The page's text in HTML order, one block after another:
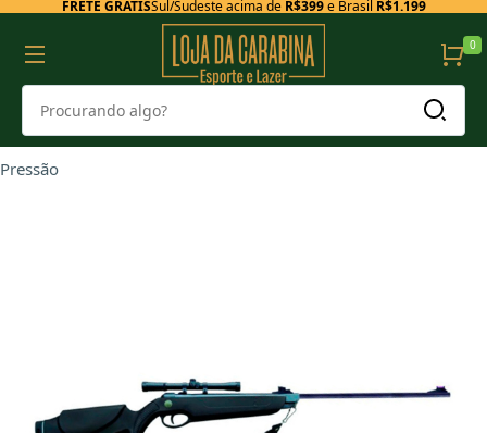
FRETE GRÁTISSul/Sudeste acima de R$399e Brasil R$1.199
0
Pressão